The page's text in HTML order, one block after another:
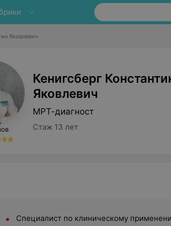
Яковлевич
Кенигсберг
Яковлевич
МРТ-диагност
Стаж 13 лет
Специалист по клиническому